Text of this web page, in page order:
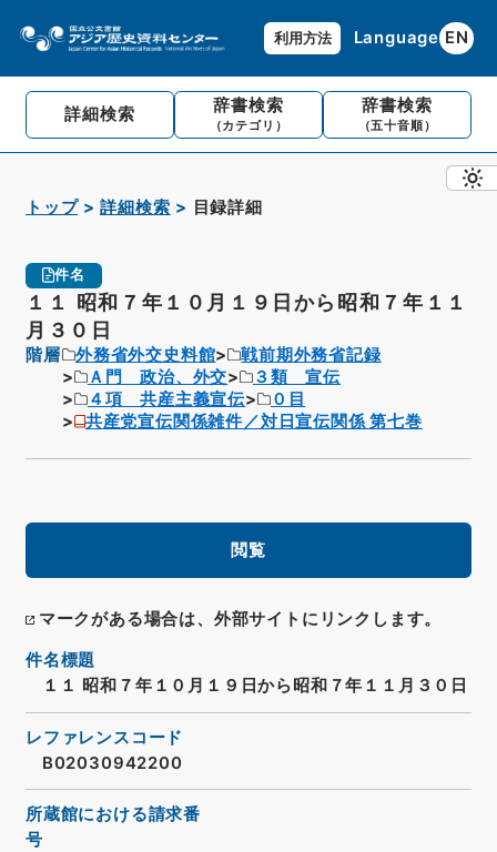
利用方法 Language EN
詳細検索 辞書検索
（カテゴリ）
辞書検索
（五十音順）
トップ 詳細検索 目録詳細
件名
１１ 昭和７年１０月１９日から昭和７年１１
月３０日
階層 外務省外交史料館
戦前期外務省記録
Ａ門 政治、外交
３類 宣伝
４項 共産主義宣伝
０目
共産党宣伝関係雑件／対日宣伝関係 第七巻
閲覧
マークがある場合は、外部サイトにリンクします。
件名標題
１１ 昭和７年１０月１９日から昭和７年１１月３０日
レファレンスコード
B02030942200
所蔵館における請求番
号